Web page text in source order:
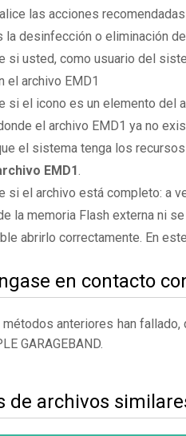
las acciones
la desinfección o eliminación
si usted, como usuario del
el archivo EMD1
si el icono es un elemento del
el archivo EMD1 ya no
el sistema tenga los
EMD1.
si el archivo está completo: a
la memoria Flash externa ni
abrirlo correctamente. En
en contacto
anteriores han
GARAGEBAND.
de archivos